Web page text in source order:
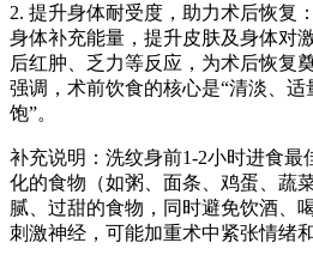
2. 提升身体耐受度，助力术后恢复
身体补充能量，提升皮肤及身体对
后红肿、乏力等反应，为术后恢复
强调，术前饮食的核心是“清淡、适
饱”。
补充说明：洗纹身前1-2小时进食最
化的食物（如粥、面条、鸡蛋、蔬
腻、过甜的食物，同时避免饮酒、
刺激神经，可能加重术中紧张情绪